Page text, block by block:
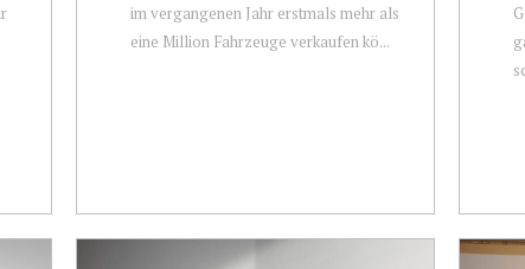
im vergangenen Jahr erstmals mehr als
eine Million Fahrzeuge verkaufen kö...